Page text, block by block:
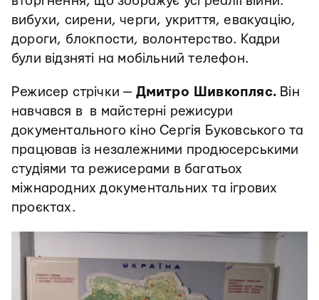
вибухи, сирени, черги, укриття, евакуацію,
дороги, блокпости, волонтерство. Кадри
були відзняті на мобільний телефон.
Режисер стрічки — Дмитро Шивкопляс. Він
навчався в в майстерні режисури
документального кіно Сергія Буковського та
працював із незалежними продюсерськими
студіями та режисерами в багатьох
міжнародних документальних та ігрових
проєктах.